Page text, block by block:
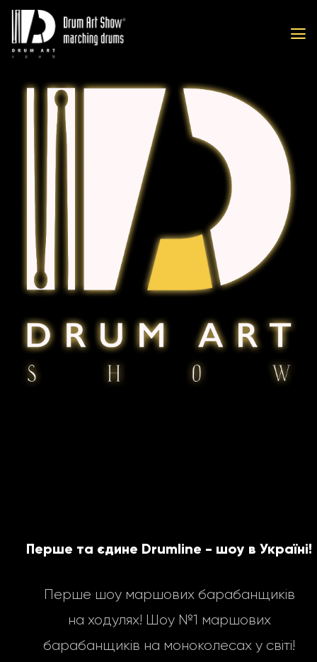
Перше та єдине Drumline - шоу в Україні!
Перше шоу маршових барабанщиків
на ходулях! Шоу №1 маршових
барабанщиків на моноколесах у світі!